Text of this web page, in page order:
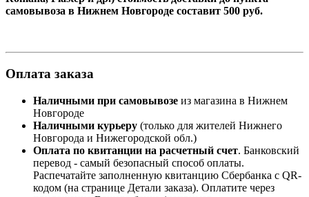
самовывоза в Нижнем Новгороде составит 500 руб.
Оплата заказа
Наличными при самовывозе из магазина в Нижнем
Новгороде
Наличными курьеру (только для жителей Нижнего
Новгорода и Нижегородской обл.)
Оплата по квитанции на расчетный счет. Банковский
перевод - самый безопасный способ оплаты.
Распечатайте заполненную квитанцию Сбербанка с QR-
кодом (на странице Детали заказа). Оплатите через